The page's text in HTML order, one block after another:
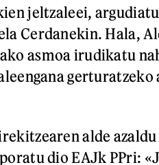
jeltzaleei,
Cerdanekin. Hala,
asmoa irudikatu
alde
dio EAJk PPri: